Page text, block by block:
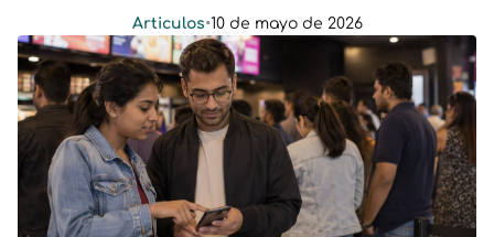
Articulos•10 de mayo de 2026